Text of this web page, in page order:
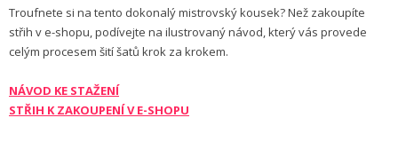
Troufnete si na tento dokonalý mistrovský kousek? Než zakoupíte
střih v e-shopu, podívejte na ilustrovaný návod, který vás provede
celým procesem šití šatů krok za krokem.
NÁVOD KE STAŽENÍ
STŘIH K ZAKOUPENÍ V E-SHOPU